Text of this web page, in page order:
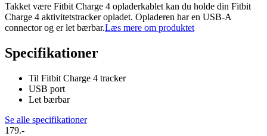
Takket være Fitbit Charge 4 opladerkablet kan du holde din Fitbit
Charge 4 aktivitetstracker opladet. Opladeren har en USB-A
connector og er let bærbar.Læs mere om produktet
Specifikationer
Til Fitbit Charge 4 tracker
USB port
Let bærbar
Se alle specifikationer
179.-